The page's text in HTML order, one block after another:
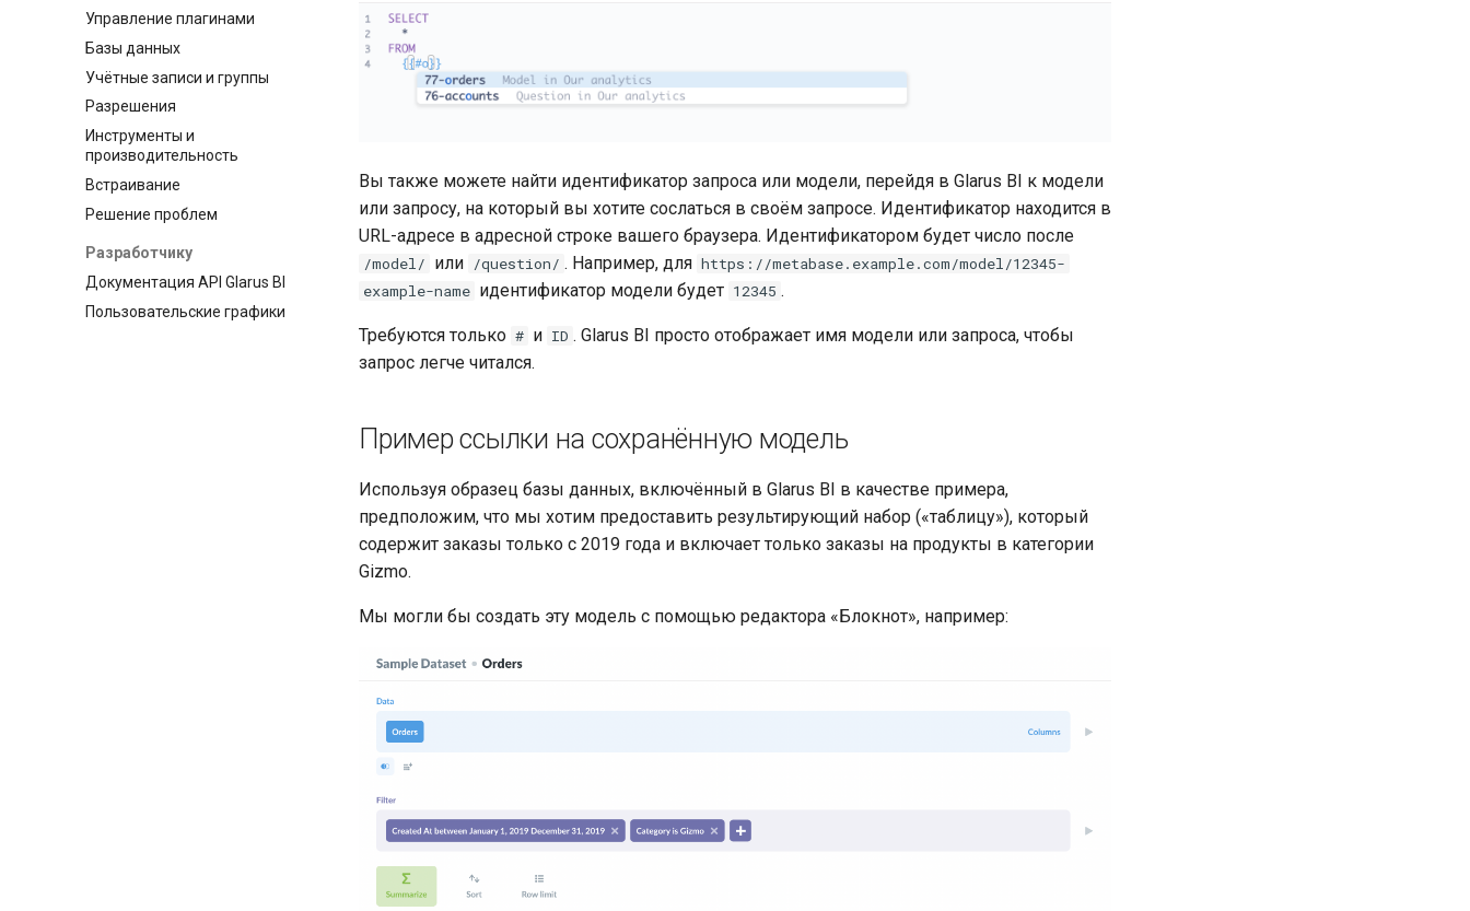
Управление плагинами
Базы данных
Учётные записи и группы
Разрешения
Инструменты и
производительность
Встраивание
Решение проблем
Разработчику
Документация API Glarus BI
Пользовательские графики
Вы также можете найти идентификатор запроса или модели, перейдя в Glarus BI к модели
или запросу, на который вы хотите сослаться в своём запросе. Идентификатор находится в
URL-адресе в адресной строке вашего браузера. Идентификатором будет число после
/model/ или /question/ . Например, для https://metabase.example.com/model/12345-
example-name идентификатор модели будет 12345 .
Требуются только # и ID . Glarus BI просто отображает имя модели или запроса, чтобы
запрос легче читался.
Пример ссылки на сохранённую модель
Используя образец базы данных, включённый в Glarus BI в качестве примера,
предположим, что мы хотим предоставить результирующий набор («таблицу»), который
содержит заказы только с 2019 года и включает только заказы на продукты в категории
Gizmo.
Мы могли бы создать эту модель с помощью редактора «Блокнот», например: